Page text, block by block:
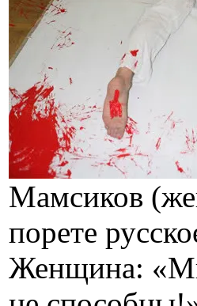
Мамсиков
порете
Женщина: